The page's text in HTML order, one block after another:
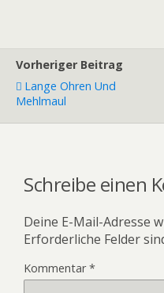
Vorheriger Beitrag
Lange Ohren Und
Mehlmaul
Schreibe einen
Deine E-Mail-Adresse
Erforderliche Felder
Kommentar*